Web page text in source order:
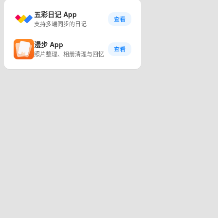
五彩日记 App
支持多端同步的日记
查看
漫步 App
照片整理、相册清理与回忆
查看